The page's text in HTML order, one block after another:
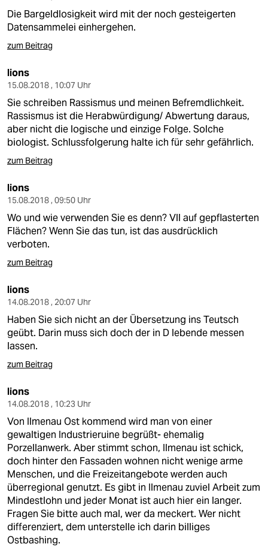
Die Bargeldlosigkeit wird mit der noch gesteigerten
Datensammelei einhergehen.
zum Beitrag
lions
15.08.2018 , 10:07 Uhr
Sie schreiben Rassismus und meinen Befremdlichkeit.
Rassismus ist die Herabwürdigung/ Abwertung daraus,
aber nicht die logische und einzige Folge. Solche
biologist. Schlussfolgerung halte ich für sehr gefährlich.
zum Beitrag
lions
15.08.2018 , 09:50 Uhr
Wo und wie verwenden Sie es denn? Vll auf gepflasterten
Flächen? Wenn Sie das tun, ist das ausdrücklich
verboten.
zum Beitrag
lions
14.08.2018 , 20:07 Uhr
Haben Sie sich nicht an der Übersetzung ins Teutsch
geübt. Darin muss sich doch der in D lebende messen
lassen.
zum Beitrag
lions
14.08.2018 , 10:23 Uhr
Von Ilmenau Ost kommend wird man von einer
gewaltigen Industrieruine begrüßt- ehemalig
Porzellanwerk. Aber stimmt schon, Ilmenau ist schick,
doch hinter den Fassaden wohnen nicht wenige arme
Menschen, und die Freizeitangebote werden auch
überregional genutzt. Es gibt in Ilmenau zuviel Arbeit zum
Mindestlohn und jeder Monat ist auch hier ein langer.
Fragen Sie bitte auch mal, wer da meckert. Wer nicht
differenziert, dem unterstelle ich darin billiges
Ostbashing.